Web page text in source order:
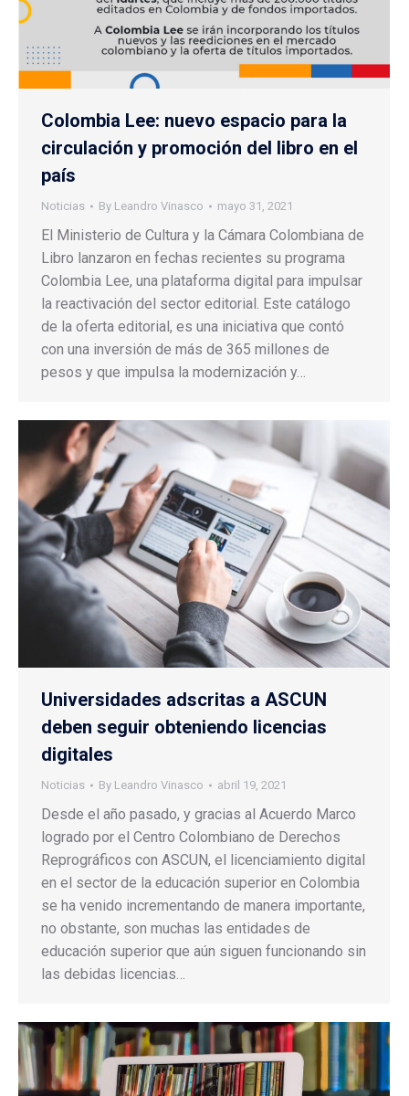
Colombia Lee: nuevo espacio para la
circulación y promoción del libro en el
país
Noticias By Leandro Vinasco mayo 31, 2021
El Ministerio de Cultura y la Cámara Colombiana de
Libro lanzaron en fechas recientes su programa
Colombia Lee, una plataforma digital para impulsar
la reactivación del sector editorial. Este catálogo
de la oferta editorial, es una iniciativa que contó
con una inversión de más de 365 millones de
pesos y que impulsa la modernización y…
Universidades adscritas a ASCUN
deben seguir obteniendo licencias
digitales
Noticias By Leandro Vinasco abril 19, 2021
Desde el año pasado, y gracias al Acuerdo Marco
logrado por el Centro Colombiano de Derechos
Reprográficos con ASCUN, el licenciamiento digital
en el sector de la educación superior en Colombia
se ha venido incrementando de manera importante,
no obstante, son muchas las entidades de
educación superior que aún siguen funcionando sin
las debidas licencias…